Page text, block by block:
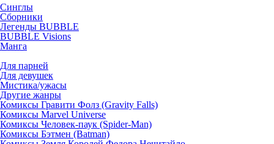
Синглы
Сборники
Легенды BUBBLE
BUBBLE Visions
Манга
Для парней
Для девушек
Мистика/ужасы
Другие жанры
Комиксы Гравити Фолз (Gravity Falls)
Комиксы Marvel Universe
Комиксы Человек-паук (Spider-Man)
Комиксы Бэтмен (Batman)